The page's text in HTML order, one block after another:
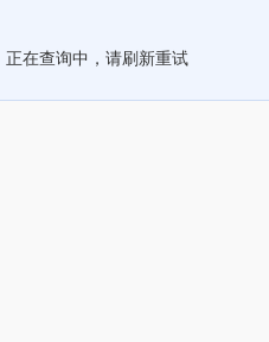
正在查询中，请刷新重试